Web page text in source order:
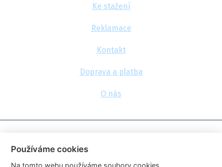
Ke stažení
Reklamace
Kontakt
Doprava a platba
O nás
© 2026, FlexaMi Auto s.r.o.
Používáme cookies
Na tomto webu používáme soubory cookies.